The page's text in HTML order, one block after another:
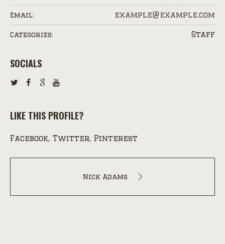
Email: example@example.com
Categories: Staff
SOCIALS
LIKE THIS PROFILE?
Facebook Twitter Pinterest
Nick Adams